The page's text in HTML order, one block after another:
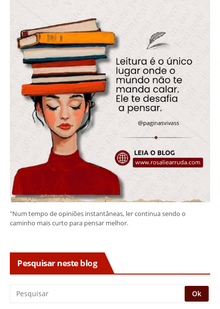
"Num tempo de opiniões instantâneas, ler continua sendo o
caminho mais curto para pensar melhor.
Pesquisar neste blog